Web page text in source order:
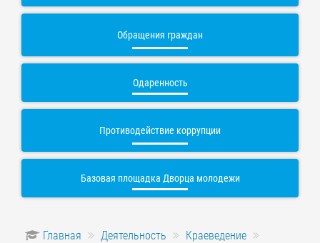
Обращения граждан
Одаренность
Противодействие коррупции
Базовая площадка Дворца молодежи
Главная Деятельность
Краеведение